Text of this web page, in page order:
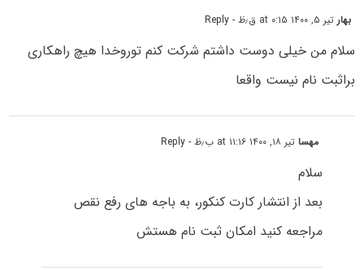
بهارتیر ۵, ۱۴۰۰ at ۰:۱۵ ق٫ظ - Reply
سلام من خیلی دوست داشتم شرکت کنم توروخدا هیچ راهکاری
براثبت نام نیست واقعا
مهساتیر ۱۸, ۱۴۰۰ at ۱۱:۱۶ ب٫ظ - Reply
سلام
بعد از انتشار کارت کنکور، به باجه های رفع نقص
مراجعه کنید امکان ثبت نام هستش